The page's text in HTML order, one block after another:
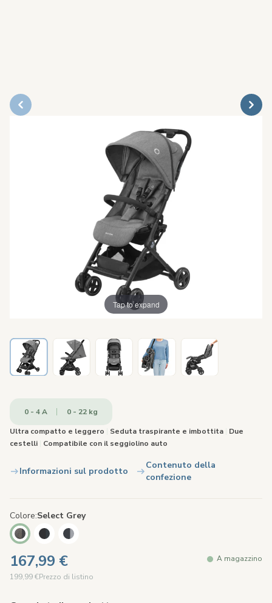
Tap to expand
0 - 4 A
0 - 22 kg
Ultra compatto e leggero
Seduta traspirante e imbottita
Due
cestelli
Compatibile con il seggiolino auto
Informazioni sul prodotto
Contenuto della
confezione
Colore Select Grey
167,99 €
199,99 €Prezzo di listino
A magazzino